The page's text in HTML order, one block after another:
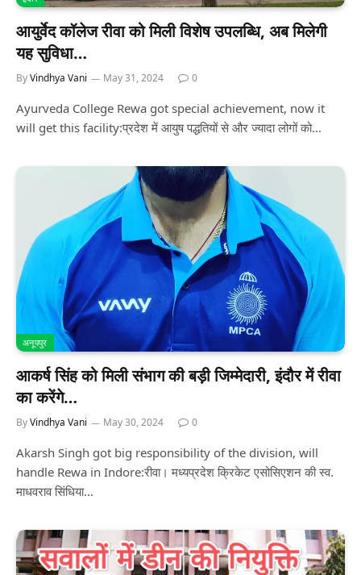
आयुर्वेद कॉलेज रीवा को मिली विशेष उपलब्धि, अब मिलेगी
यह सुविधा…
ByVindhya Vani May 31, 2024 0
Ayurveda College Rewa got special achievement, now it
will get this facility:प्रदेश में आयुष पद्धतियों से और ज्यादा लोगों को…
अनूपपुर
आकर्ष सिंह को मिली संभाग की बड़ी जिम्मेदारी, इंदौर में रीवा
का करेंगे…
ByVindhya Vani May 30, 2024 0
Akarsh Singh got big responsibility of the division, will
handle Rewa in Indore:रीवा। मध्यप्रदेश क्रिकेट एसोसिएशन की स्व.
माधवराव सिंधिया…